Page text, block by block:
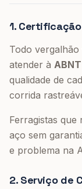
1. Certificação
Todo vergalhão
atender à
qualidade de
corrida
Ferragistas
aço sem
e problema na
2. Serviço de